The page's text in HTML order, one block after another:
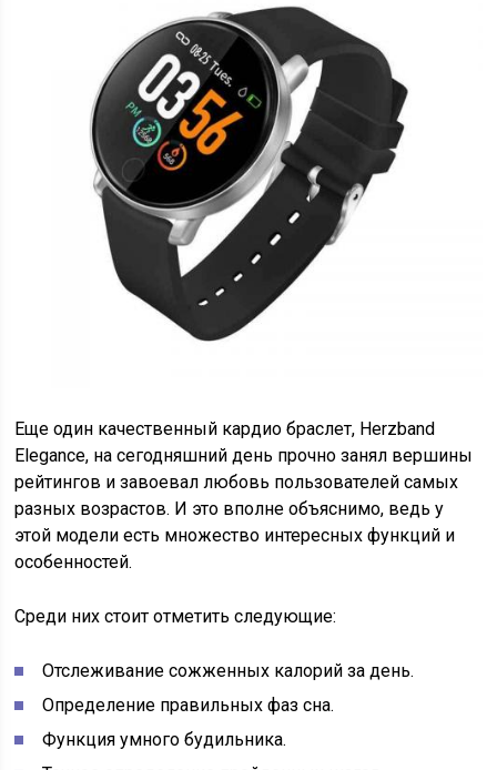
Еще один качественный кардио браслет, Herzband
Elegance, на сегодняшний день прочно занял вершины
рейтингов и завоевал любовь пользователей самых
разных возрастов. И это вполне объяснимо, ведь у
этой модели есть множество интересных функций и
особенностей.
Среди них стоит отметить следующие:
Отслеживание сожженных калорий за день.
Определение правильных фаз сна.
Функция умного будильника.